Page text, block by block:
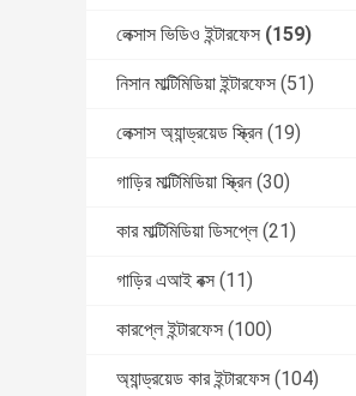
লেক্সাস ভিডিও ইন্টারফেস (159)
নিসান মাল্টিমিডিয়া ইন্টারফেস (51)
লেক্সাস অ্যান্ড্রয়েড স্ক্রিন (19)
গাড়ির মাল্টিমিডিয়া স্ক্রিন (30)
কার মাল্টিমিডিয়া ডিসপ্লে (21)
গাড়ির এআই বক্স (11)
কারপ্লে ইন্টারফেস (100)
অ্যান্ড্রয়েড কার ইন্টারফেস (104)